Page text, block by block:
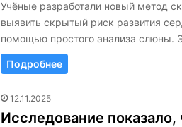
Учёные разработали новый метод
выявить скрытый риск развития
помощью простого анализа слюны.
Подробнее
12.11.2025
Исследование показало,